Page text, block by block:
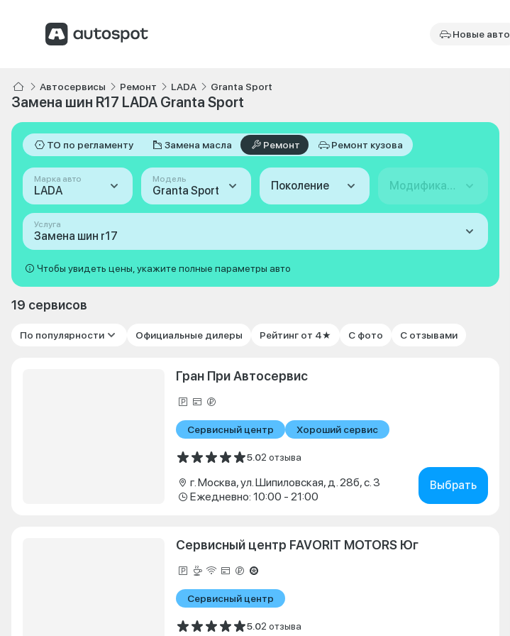
Новые авто
Автосервисы Ремонт LADA Granta Sport
Замена шин R17 LADA Granta Sport
ТО по регламенту Замена масла Ремонт Ремонт кузова
Марка авто
LADA
Модель
Granta Sport Поколение Модификация
Услуга
Замена шин r17
Чтобы увидеть цены, укажите полные параметры авто
19 сервисов
По популярности Официальные дилеры Рейтинг от 4★ С фото С отзывами
Гран При Автосервис
Сервисный центр Хороший сервис
5.02 отзыва
г. Москва, ул. Шипиловская, д. 28б, с. 3
Ежедневно: 10:00 - 21:00
Выбрать
Сервисный центр FAVORIT MOTORS Юг
Сервисный центр
5.02 отзыва